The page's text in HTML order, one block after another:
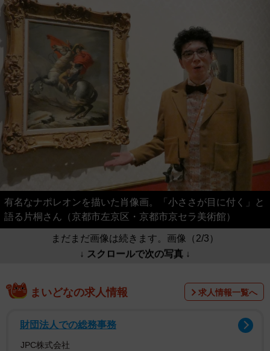
有名なナポレオンを描いた肖像画。「小ささが目に付く」と
語る片桐さん（京都市左京区・京都市京セラ美術館）
まだまだ画像は続きます。画像（2/3）
↓ スクロールで次の写真 ↓
まいどなの求人情報 求人情報一覧へ
財団法人での総務事務
JPC株式会社